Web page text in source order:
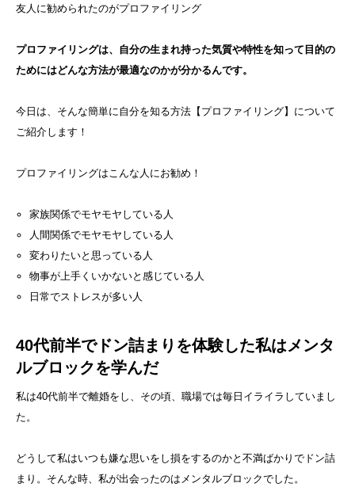
友人に勧められたのがプロファイリング
プロファイリングは、自分の生まれ持った気質や特性を知って目的の
ためにはどんな方法が最適なのかが分かるんです。
今日は、そんな簡単に自分を知る方法【プロファイリング】について
ご紹介します！
プロファイリングはこんな人にお勧め！
家族関係でモヤモヤしている人
人間関係でモヤモヤしている人
変わりたいと思っている人
物事が上手くいかないと感じている人
日常でストレスが多い人
40代前半でドン詰まりを体験した私はメンタ
ルブロックを学んだ
私は40代前半で離婚をし、その頃、職場では毎日イライラしていまし
た。
どうして私はいつも嫌な思いをし損をするのかと不満ばかりでドン詰
まり。そんな時、私が出会ったのはメンタルブロックでした。